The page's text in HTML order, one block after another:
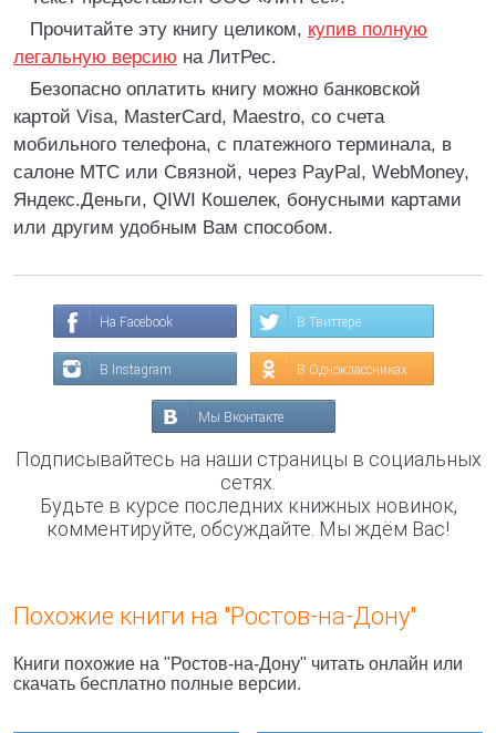
Прочитайте эту книгу целиком, купив полную
легальную версию на ЛитРес.
Безопасно оплатить книгу можно банковской
картой Visa, MasterCard, Maestro, со счета
мобильного телефона, с платежного терминала, в
салоне МТС или Связной, через PayPal, WebMoney,
Яндекс.Деньги, QIWI Кошелек, бонусными картами
или другим удобным Вам способом.
На Facebook В Твиттере
В Instagram В Одноклассниках
Мы Вконтакте
Подписывайтесь на наши страницы в социальных
сетях.
Будьте в курсе последних книжных новинок,
комментируйте, обсуждайте. Мы ждём Вас!
Похожие книги на "Ростов-на-Дону"
Книги похожие на "Ростов-на-Дону" читать онлайн или
скачать бесплатно полные версии.